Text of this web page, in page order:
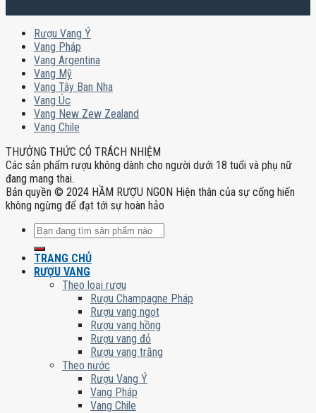
Rượu Vang Ý
Vang Pháp
Vang Argentina
Vang Mỹ
Vang Tây Ban Nha
Vang Úc
Vang New Zew Zealand
Vang Chile
THƯỞNG THỨC CÓ TRÁCH NHIỆM
Các sản phẩm rượu không dành cho người dưới 18 tuổi và phụ nữ
đang mang thai.
Bản quyền © 2024 HẦM RƯỢU NGON Hiện thân của sự cống hiến
không ngừng để đạt tới sự hoàn hảo
Tìm
kiếm:
TRANG CHỦ
RƯỢU VANG
Theo loại rượu
Rượu Champagne Pháp
Rượu vang ngọt
Rượu vang hồng
Rượu vang đỏ
Rượu vang trắng
Theo nước
Rượu Vang Ý
Vang Pháp
Vang Chile